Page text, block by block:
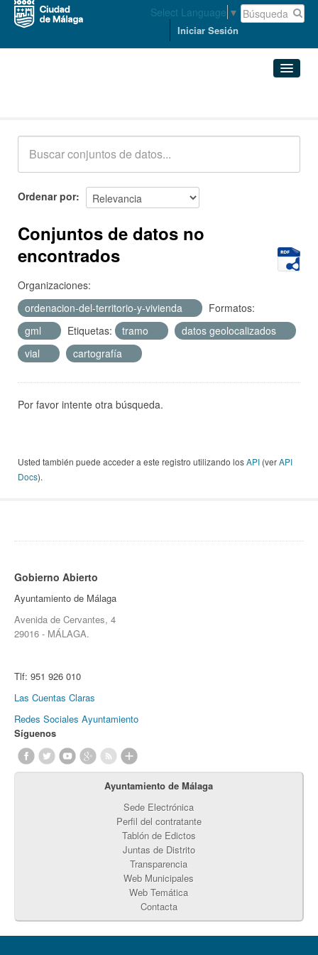
Select Language ▼
Iniciar Sesión
Acerca de
Ordenar por
Conjuntos de datos no
encontrados
Organizaciones:
ordenacion-del-territorio-y-vivienda
Formatos:
gml
Etiquetas: tramo
datos geolocalizados
vial
cartografía
Por favor intente otra búsqueda.
Usted también puede acceder a este registro utilizando losAPI (verAPI
Docs).
Gobierno Abierto
Ayuntamiento de Málaga
Avenida de Cervantes, 4
29016 - MÁLAGA.
Tlf: 951 926 010
Las Cuentas Claras
Redes Sociales Ayuntamiento
Síguenos
Ayuntamiento de Málaga
Sede Electrónica
Perfil del contratante
Tablón de Edictos
Juntas de Distrito
Transparencia
Web Municipales
Web Temática
Contacta